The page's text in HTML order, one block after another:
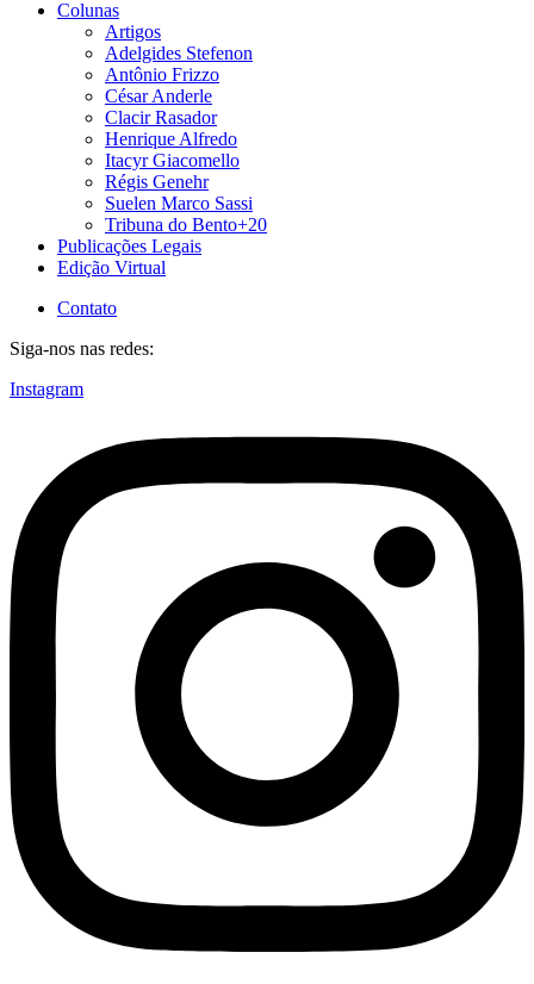
Colunas
Artigos
Adelgides Stefenon
Antônio Frizzo
César Anderle
Clacir Rasador
Henrique Alfredo
Itacyr Giacomello
Régis Genehr
Suelen Marco Sassi
Tribuna do Bento+20
Publicações Legais
Edição Virtual
Contato
Siga-nos nas redes:
Instagram